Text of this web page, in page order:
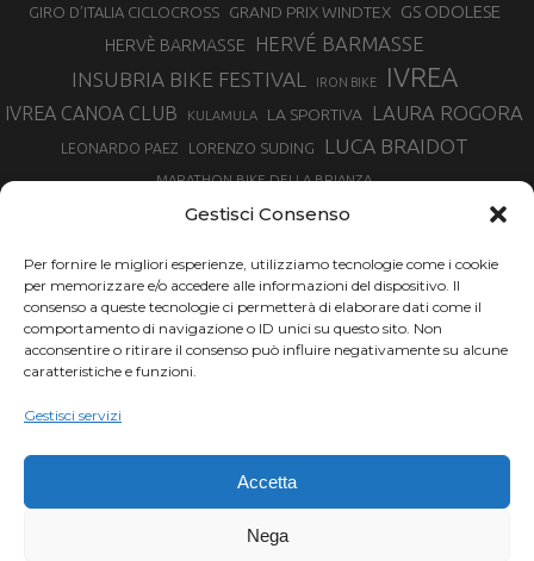
Gestisci Consenso
Per fornire le migliori esperienze, utilizziamo tecnologie come i cookie
per memorizzare e/o accedere alle informazioni del dispositivo. Il
consenso a queste tecnologie ci permetterà di elaborare dati come il
comportamento di navigazione o ID unici su questo sito. Non
acconsentire o ritirare il consenso può influire negativamente su alcune
caratteristiche e funzioni.
Gestisci servizi
Accetta
Nega
GIRO D’ITALIA CICLOCROSS GRAND PRIX WINDTEX GS ODOLESE
HERVÈ BARMASSE
HERVÉ BARMASSE
INSUBRIA BIKE FESTIVAL
IRON BIKE IVREA
IVREA CANOA CLUB KULAMULA LA SPORTIVA LAURA ROGORA
LEONARDO PAEZ LORENZO SUDING LUCA BRAIDOT
MARATHON BIKE DELLA BRIANZA
MARCO AURELIO FONTANA
MARTINO FRUET MATHIEU VAN DER POEL MATTEO TRENTIN MIKE FELDERER
MIRKO CELESTINO NIBALI
NINO SCHURTER
PARCO NAZIONALE GRAN PARADISO
PROMENADO BIKE
SIMONE MORO
TOUR DE FRANCE
VINCENZO NIBALI